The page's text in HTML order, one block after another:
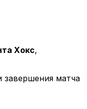
Хокс,
завершения матча